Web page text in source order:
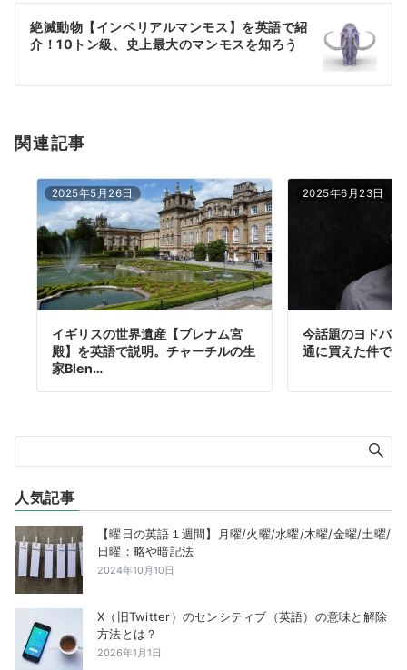
ン
絶滅動物【インペリアルマンモス】を英語で紹
介！10トン級、史上最大のマンモスを知ろう
関連記事
2025年5月26日
イギリスの世界遺産【ブレナム宮
殿】を英語で説明。チャーチルの生
家Blen…
2025年6月23日
今話題のヨドバ
通に買えた件で
人気記事
【曜日の英語１週間】月曜/火曜/水曜/木曜/金曜/土曜/
日曜：略や暗記法
2024年10月10日
X（旧Twitter）のセンシティブ（英語）の意味と解除
方法とは？
2026年1月1日